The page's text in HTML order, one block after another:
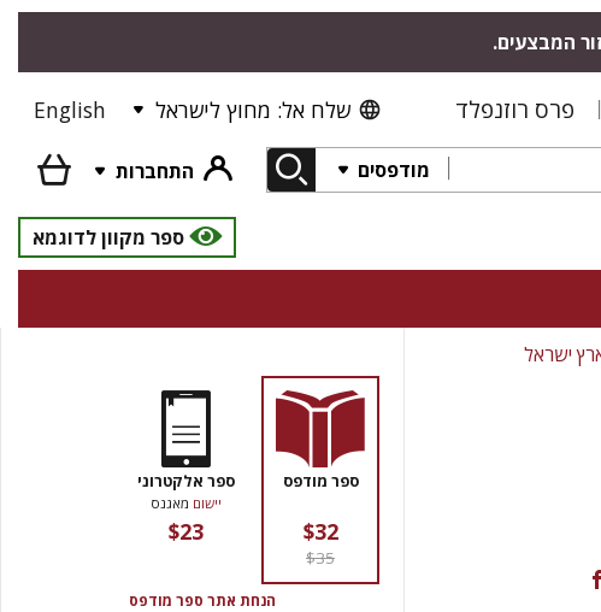
המבצעים.
פרס רוזנפלד שלח אל: מחוץ לישראל English
מודפסים
התחברות
ספר מקוון לדוגמא
ישראל
ספר מודפס
$32
$35
ספר אלקטרוני
יישום מאגנס
$23
הנחת אתר ספר מודפס